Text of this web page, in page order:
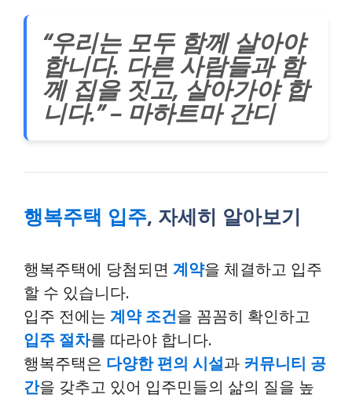
“우리는 모두 함께 살아야
합니다. 다른 사람들과 함
께 집을 짓고, 살아가야 합
니다.” – 마하트마 간디
행복주택 입주, 자세히 알아보기
행복주택에 당첨되면 계약을 체결하고 입주
할 수 있습니다.
입주 전에는 계약 조건을 꼼꼼히 확인하고
입주 절차를 따라야 합니다.
행복주택은 다양한 편의 시설과 커뮤니티 공
간을 갖추고 있어 입주민들의 삶의 질을 높